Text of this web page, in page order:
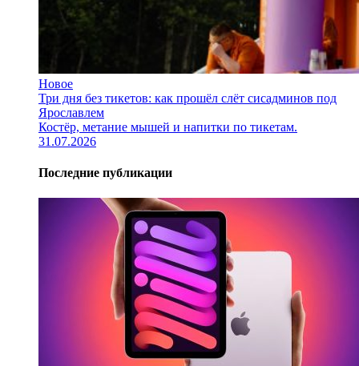
Новое
Три дня без тикетов: как прошёл слёт сисадминов под
Ярославлем
Костёр, метание мышей и напитки по тикетам.
31.07.2026
Последние публикации